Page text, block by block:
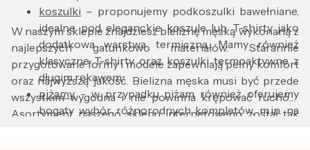
koszulki – proponujemy podkoszulki bawełniane,
idealne pod eleganckie koszule lub T-shirty jako
dodatkowa warstwa termiczna. Mamy również
klasyczne T-shirty oraz koszulki termoaktywne z
długim rękawem;
piżamy- w przypadku piżam również oferujemy
bogaty wybór różnorodnych kompletów, m.in. na
W naszym sklepie znajdziesz bieliznę męską wykonaną z
najlepszych gatunkowo materiałów. Starannie
przygotowane formy i modele zapewniają pełny komfort
oraz najwyższą jakość. Bielizna męska musi być przede
wszystkim wygodna i nie powinna krępować ruchów.
Asortyment naszego sklepu internetowego został tak
wolących klasyczne slipy, jak również obcisłe czy luźne